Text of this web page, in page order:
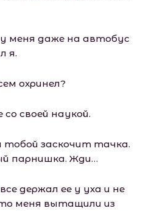
меня даже на автобус
я.
охринел?
своей наукой.
тобой заскочит тачка.
парнишка. Жди…
держал ее у уха и не
меня вытащили из